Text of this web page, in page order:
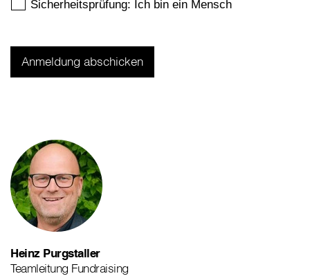
Heinz Purgstaller
Teamleitung Fundraising